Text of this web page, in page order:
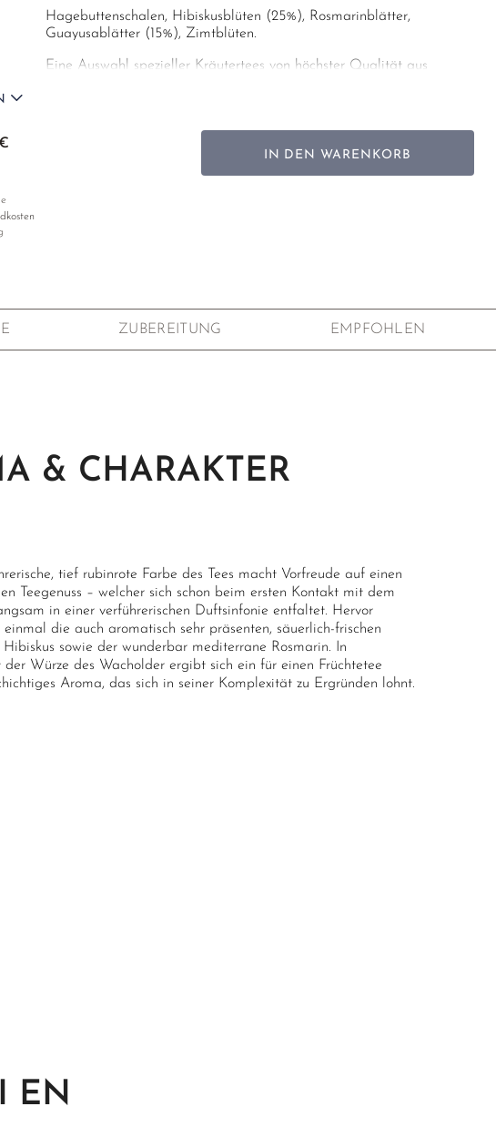
Hagebuttenschalen, Hibiskusblüten (25%), Rosmarinblätter,
Guayusablätter (15%), Zimtblüten.
Eine Auswahl spezieller Kräutertees von höchster Qualität aus
Anbau ohne künstliche Dünger und Pflanzenschutzmittel.
IN DEN WARENKORB
ZUBEREITUNG EMPFOHLEN
& CHARAKTER
tief rubinrote Farbe des Tees macht Vorfreude auf einen
Teegenuss – welcher sich schon beim ersten Kontakt mit dem
in einer verführerischen Duftsinfonie entfaltet. Hervor
einmal die auch aromatisch sehr präsenten, säuerlich-frischen
sowie der wunderbar mediterrane Rosmarin. In
Würze des Wacholder ergibt sich ein für einen Früchtetee
Aroma, das sich in seiner Komplexität zu Ergründen lohnt.
EN